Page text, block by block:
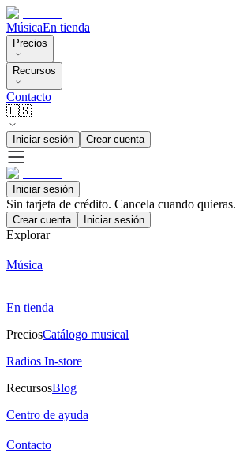
MúsicaEn tienda
Precios
Recursos
Contacto
🇪🇸
Iniciar sesión Crear cuenta
Iniciar sesión
Sin tarjeta de crédito. Cancela cuando quieras.
Crear cuenta Iniciar sesión
Explorar
Música
En tienda
PreciosCatálogo musical
Radios In-store
RecursosBlog
Centro de ayuda
Contacto